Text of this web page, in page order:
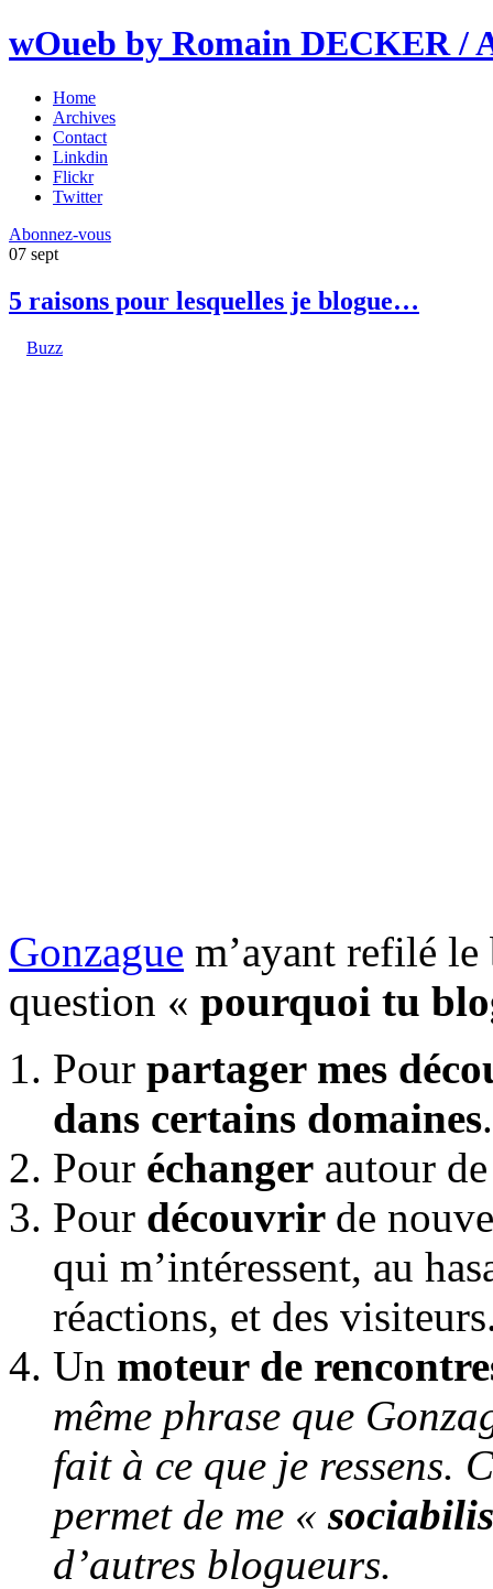
wOueb by Romain DECKER /
Home
Archives
Contact
Linkdin
Flickr
Twitter
Abonnez-vous
07 sept
5 raisons pour lesquelles je blogue…
Buzz
Gonzague m’ayant refilé
question « pourquoi tu
Pour partager mes
dans certains domaines.
Pour échanger autour
Pour découvrir de
qui m’intéressent, au
réactions, et des
Un moteur de
même phrase que
fait à ce que je ressens.
permet de me «
d’autres blogueurs.